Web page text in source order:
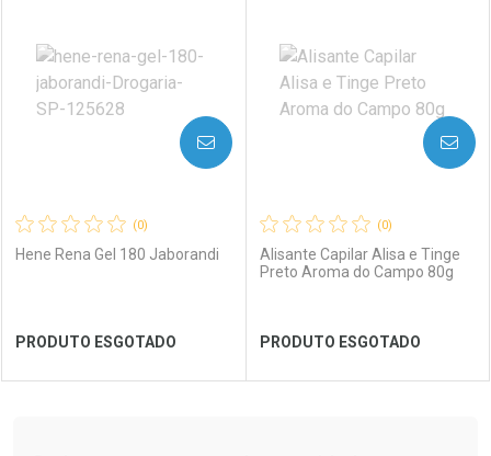
Laboratório
Ver Desconto Convênio
Por Menos Laboratório
Ver Desconto Convênio
Por Menos
(0)
Hene Rena Gel 180 Jaborandi
PRODUTO ESGOTADO
AVISE-ME
(0)
Alisante Capilar Alisa e Tinge
Preto Aroma do Campo 80g
PRODUTO ESGOTADO
AVISE-ME